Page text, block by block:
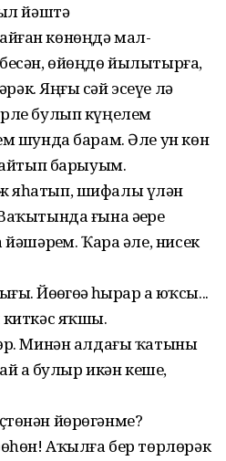
йәштә
көнөңдә мал-
өйөңдө йылытырға,
Яңғыҙ сәй эсеүе лә
булып күңелем
шунда барам. Әле ун көн
барыуым.
яһатып, шифалы үлән
ғына әҙерҙе
Ҡара әле, нисек
Йөҙөгөҙҙә һырҙар ҙа юҡсы...
яҡшы.
Минән алдағы ҡатыны
ҙа булыр икән кеше,
йөрөгәнме?
Аҡылға бер төрлөрәк